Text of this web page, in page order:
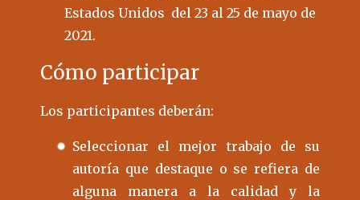
Estados Unidos del 23 al 25 de mayo de
2021.
Cómo participar
Los participantes deberán:
Seleccionar el mejor trabajo de su
autoría que destaque o se refiera de
alguna manera a la calidad y la